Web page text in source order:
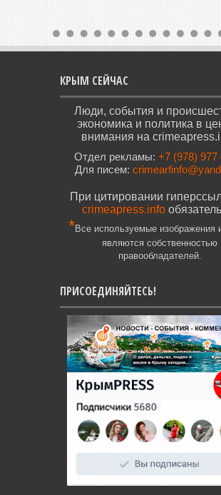
КРЫМ СЕЙЧАС
Люди, события и
экономика и политика в
внимания на
Отдел рекламы: +7 (978) 977
Для писем:
При цитировании
crimeapress.info
*Все используемые изображения
являются собственностью
правообладателей.
ПРИСОЕДИНЯЙТЕСЬ!